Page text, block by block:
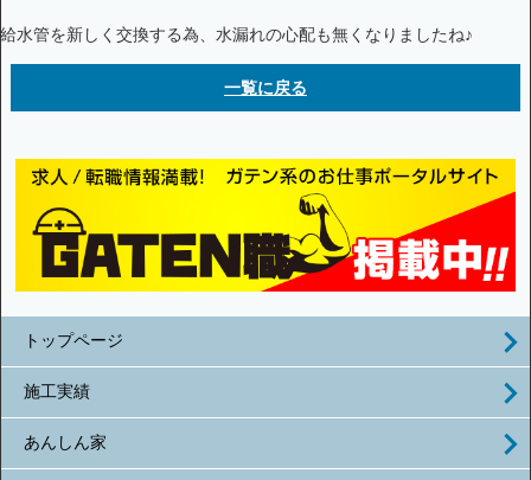
給水管を新しく交換する為、水漏れの心配も無くなりましたね♪
一覧に戻る
トップページ
施工実績
あんしん家